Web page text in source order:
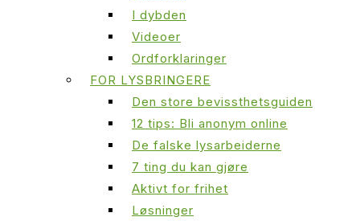
I dybden
Videoer
Ordforklaringer
FOR LYSBRINGERE
Den store bevissthetsguiden
12 tips: Bli anonym online
De falske lysarbeiderne
7 ting du kan gjøre
Aktivt for frihet
Løsninger